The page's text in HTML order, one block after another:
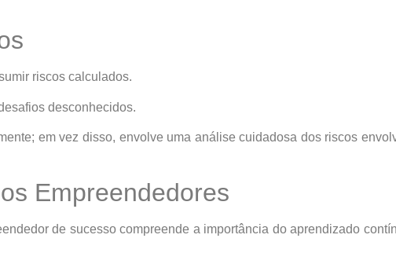
riscos calculados.
desconhecidos.
em vez disso, envolve uma análise cuidadosa dos riscos
Empreendedores
de sucesso compreende a importância do aprendizado